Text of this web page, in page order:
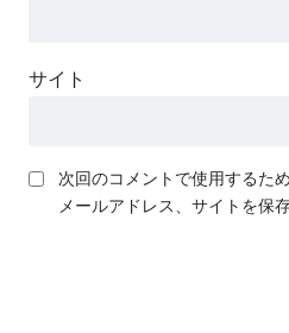
サイト
次回のコメントで使用するた
メールアドレス、サイトを保存